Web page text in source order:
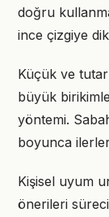
doğru
ince çizgiye
Küçük ve
büyük
yöntemi.
boyunca
Kişisel uyum
önerileri